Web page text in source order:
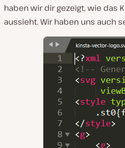
haben wir dir gezeigt, wie das
aussieht. Wir haben uns auch